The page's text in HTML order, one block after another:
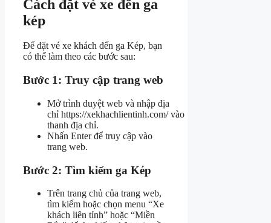
Cách đặt vé xe đến ga
kép
Để đặt vé xe khách đến ga Kép, bạn
có thể làm theo các bước sau:
Bước 1: Truy cập trang web
Mở trình duyệt web và nhập địa
chỉ https://xekhachlientinh.com/ vào
thanh địa chỉ.
Nhấn Enter để truy cập vào
trang web.
Bước 2: Tìm kiếm ga Kép
Trên trang chủ của trang web,
tìm kiếm hoặc chọn menu “Xe
khách liên tỉnh” hoặc “Miền